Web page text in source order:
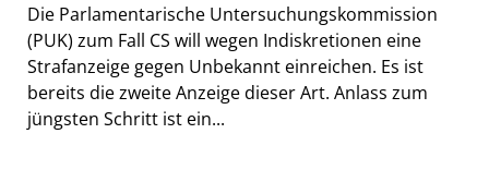
Die Parlamentarische Untersuchungskommission
(PUK) zum Fall CS will wegen Indiskretionen eine
Strafanzeige gegen Unbekannt einreichen. Es ist
bereits die zweite Anzeige dieser Art. Anlass zum
jüngsten Schritt ist ein...